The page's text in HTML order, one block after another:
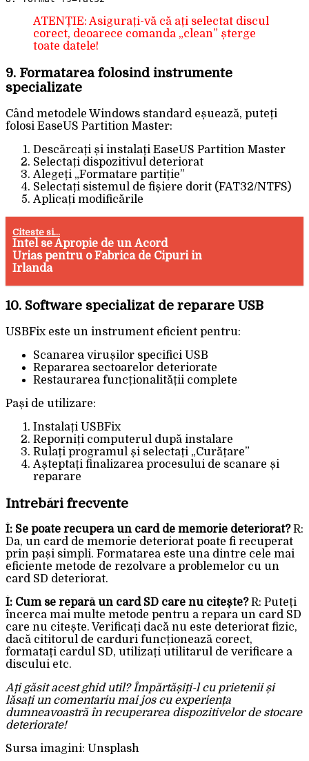
ATENȚIE: Asigurați-vă că ați selectat discul
corect, deoarece comanda „clean” șterge
toate datele!
9. Formatarea folosind instrumente
specializate
Când metodele Windows standard eșuează, puteți
folosi EaseUS Partition Master:
Descărcați și instalați EaseUS Partition Master
Selectați dispozitivul deteriorat
Alegeți „Formatare partiție”
Selectați sistemul de fișiere dorit (FAT32/NTFS)
Aplicați modificările
Citeste si...
Intel se Apropie de un Acord
Urias pentru o Fabrica de Cipuri in
Irlanda
10. Software specializat de reparare USB
USBFix este un instrument eficient pentru:
Scanarea virușilor specifici USB
Repararea sectoarelor deteriorate
Restaurarea funcționalității complete
Pași de utilizare:
Instalați USBFix
Reporniți computerul după instalare
Rulați programul și selectați „Curățare”
Așteptați finalizarea procesului de scanare și
reparare
Întrebări frecvente
Î: Se poate recupera un card de memorie deteriorat?R:
Da, un card de memorie deteriorat poate fi recuperat
prin pași simpli. Formatarea este una dintre cele mai
eficiente metode de rezolvare a problemelor cu un
card SD deteriorat.
Î: Cum se repară un card SD care nu citește?R: Puteți
încerca mai multe metode pentru a repara un card SD
care nu citește. Verificați dacă nu este deteriorat fizic,
dacă cititorul de carduri funcționează corect,
formatați cardul SD, utilizați utilitarul de verificare a
discului etc.
Ați găsit acest ghid util? Împărtășiți-l cu prietenii și
lăsați un comentariu mai jos cu experiența
dumneavoastră în recuperarea dispozitivelor de stocare
deteriorate!
Sursa imagini: Unsplash